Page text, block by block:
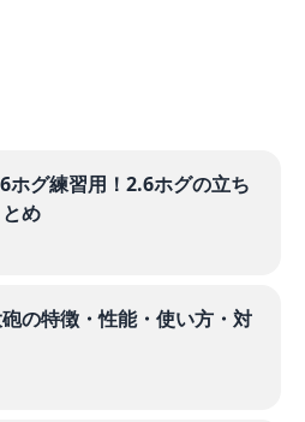
ホグ練習用！2.6ホグの立ち
め
砲の特徴・性能・使い方・対